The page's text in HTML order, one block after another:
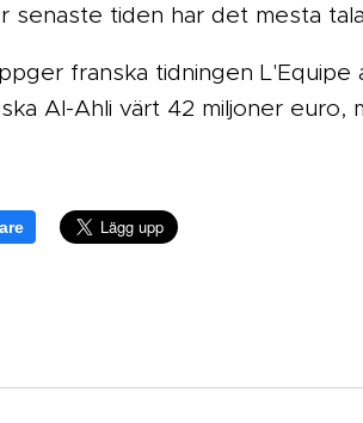
senaste tiden har det mesta
franska tidningen
Al-Ahli värt 42 miljoner euro,